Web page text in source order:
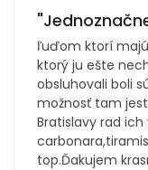
ľuďom ktorí
ktorý ju ešte
obsluhovali boli
možnosť tam
Bratislavy rad
top.Ďakujem